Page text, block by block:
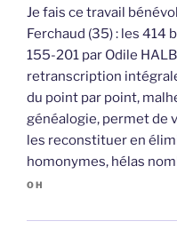
Je fais ce travail
Ferchaud (35) : les 414
155-201 par Odile
retranscription
du point par point,
généalogie, permet de
les reconstituer en
homonymes, hélas
OH